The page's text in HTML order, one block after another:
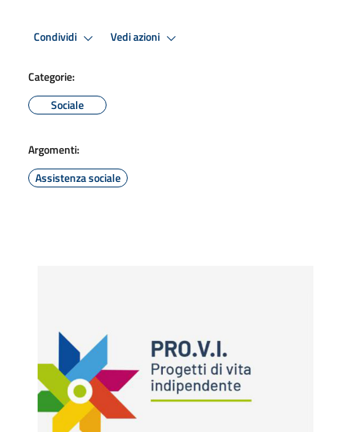
Condividi Vedi azioni
Categorie:
Sociale
Argomenti:
Assistenza sociale